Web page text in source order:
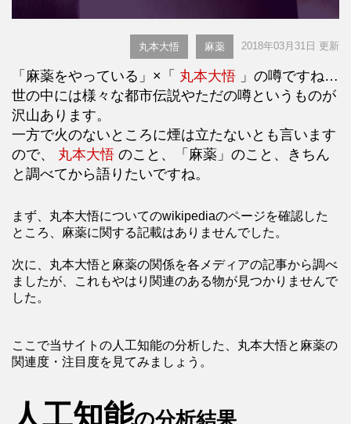
丸本大悟 麻薬 2018年03月31日 更新
「麻薬をやっている」×「 丸本大悟 」の噂ですね…
世の中には様々な都市伝説やただの噂というものが
沢山あります。
一方で火のないところに煙は立たないとも言います
ので、 丸本大悟 のこと、「麻薬」のこと、きちん
と調べてから語りたいですね。
まず、丸本大悟についてのwikipediaのページを確認した
ところ、麻薬に関する記載はありませんでした。
次に、丸本大悟と麻薬の関係を各メディアの記事から調べ
ましたが、これもやはり関連のある物が見つかりませんで
した。
ここで当サイトの人工知能の分析した、丸本大悟と麻薬の
関連度・注目度を見てみましょう。
人工知能の分析結果